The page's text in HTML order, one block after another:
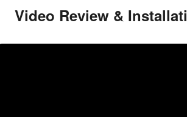
Video Review &